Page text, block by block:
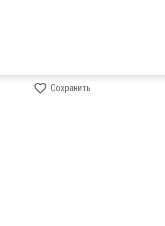
Сохранить